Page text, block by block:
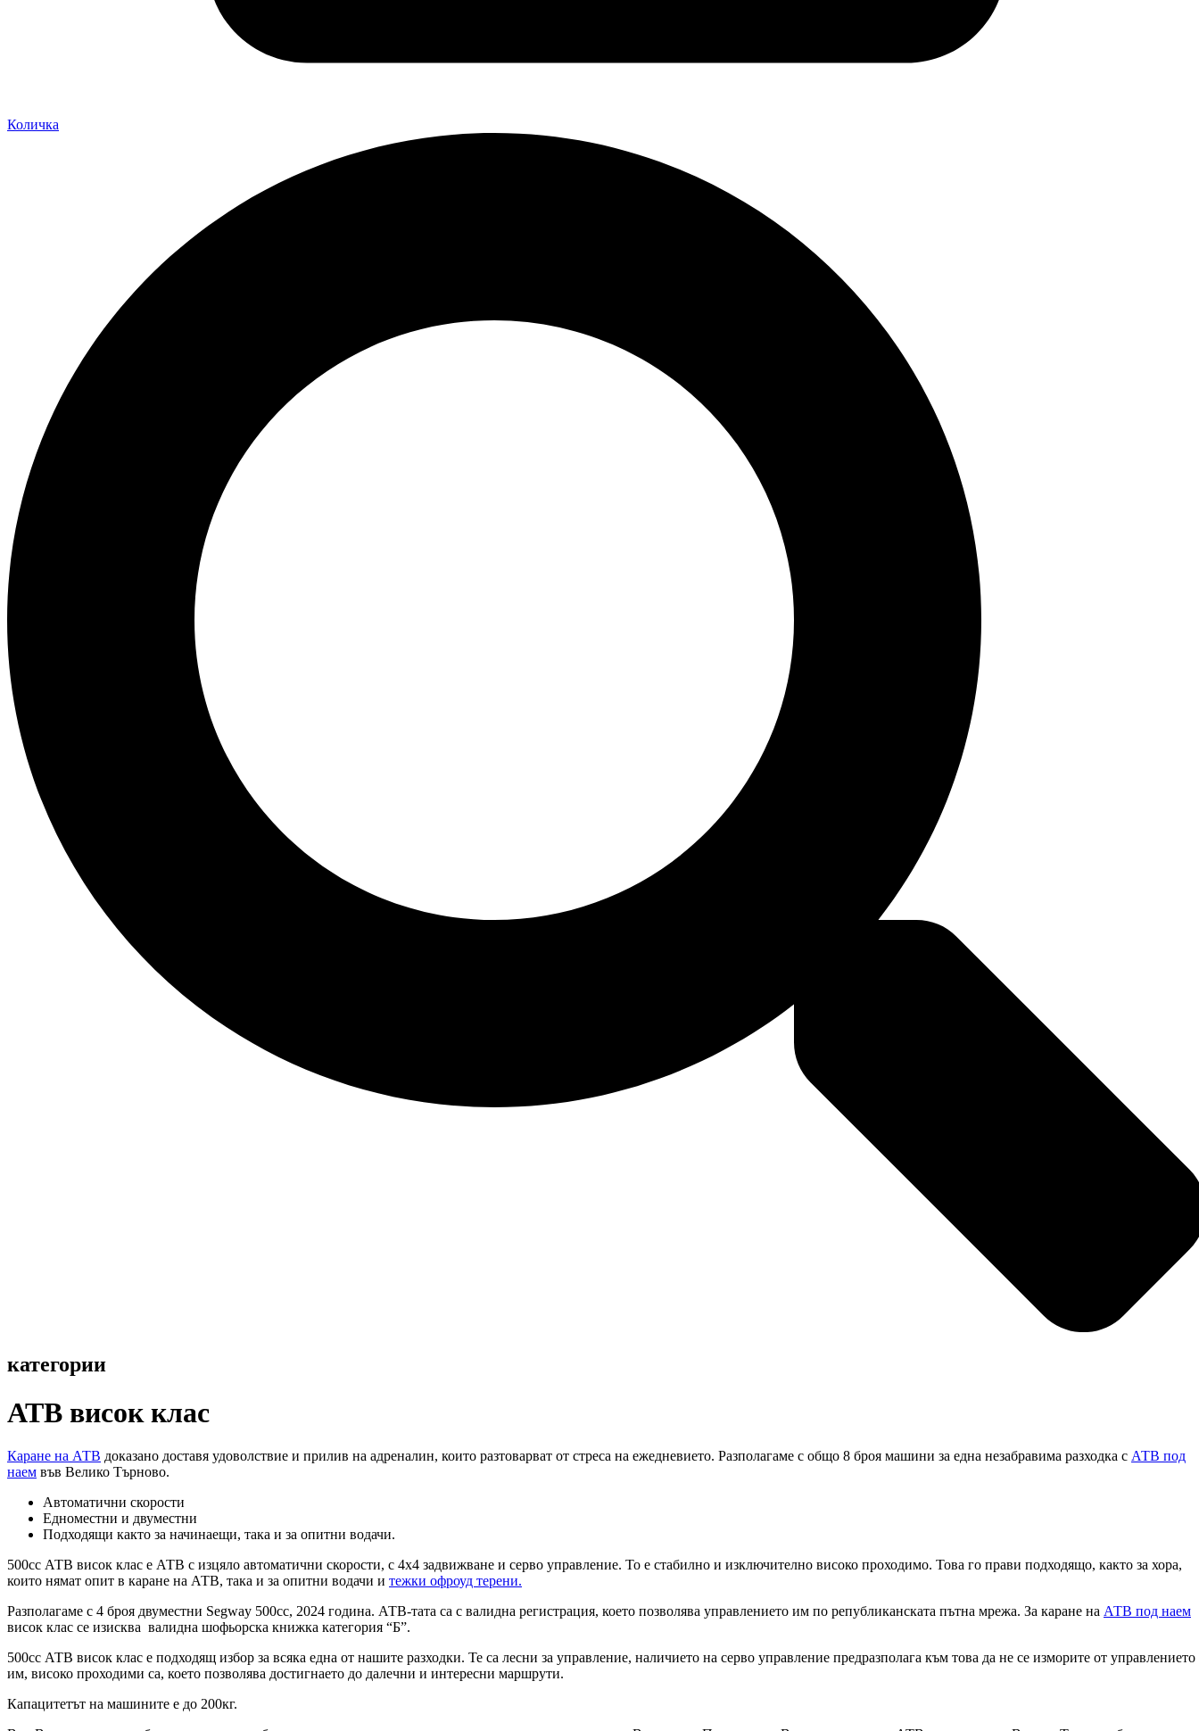
Количка
категории
АТВ висок клас
Каране на АТВ доказано доставя удоволствие и прилив на адреналин, които разтоварват от стреса на ежедневието. Разполагаме с общо 8 броя машини за една незабравима разходка с АТВ под
наем във Велико Търново.
Автоматични скорости
Едноместни и двуместни
Подходящи както за начинаещи, така и за опитни водачи.
500сс АТВ висок клас е АТВ с изцяло автоматични скорости, с 4х4 задвижване и серво управление. То е стабилно и изключително високо проходимо. Това го прави подходящо, както за хора,
които нямат опит в каране на АТВ, така и за опитни водачи и тежки офроуд терени.
Разполагаме с 4 броя двуместни Segway 500сс, 2024 година. АТВ-тата са с валидна регистрация, което позволява управлението им по републиканската пътна мрежа. За каране на АТВ под наем
висок клас се изисква валидна шофьорска книжка категория “Б”.
500сс АТВ висок клас е подходящ избор за всяка една от нашите разходки. Те са лесни за управление, наличието на серво управление предразполага към това да не се изморите от управлението
им, високо проходими са, което позволява достигнаето до далечни и интересни маршрути.
Капацитетът на машините е до 200кг.